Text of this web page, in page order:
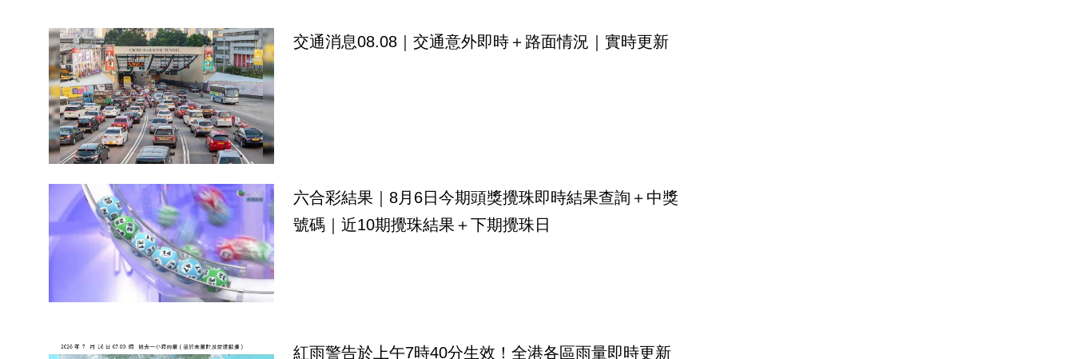
交通消息08.08｜交通意外即時＋路面情況｜實時更新
六合彩結果｜8月6日今期頭獎攪珠即時結果查詢＋中獎
號碼｜近10期攪珠結果＋下期攪珠日
紅雨警告於上午7時40分生效！全港各區雨量即時更新